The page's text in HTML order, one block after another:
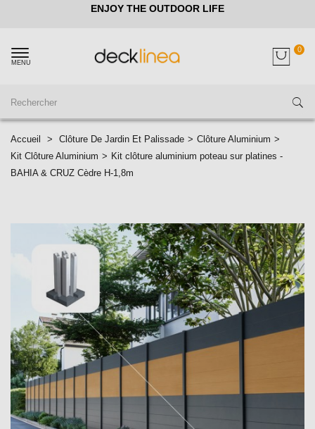
ENJOY THE OUTDOOR LIFE
MENU
0
Accueil > Clôture De Jardin Et Palissade > Clôture Aluminium >
Kit Clôture Aluminium > Kit clôture aluminium poteau sur platines -
BAHIA & CRUZ Cèdre H-1,8m